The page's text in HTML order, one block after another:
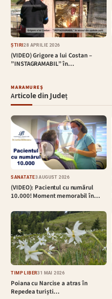
ȘTIRI28 APRILIE 2026
(VIDEO) Grigore a lui Costan –
”INSTAGRAMABIL” în…
MARAMUREȘ
Articole din Județ
SĂNĂTATE3 AUGUST 2026
(VIDEO): Pacientul cu numărul
10.000! Moment memorabil în…
TIMP LIBER31 MAI 2026
Poiana cu Narcise a atras în
Repedea turiști…